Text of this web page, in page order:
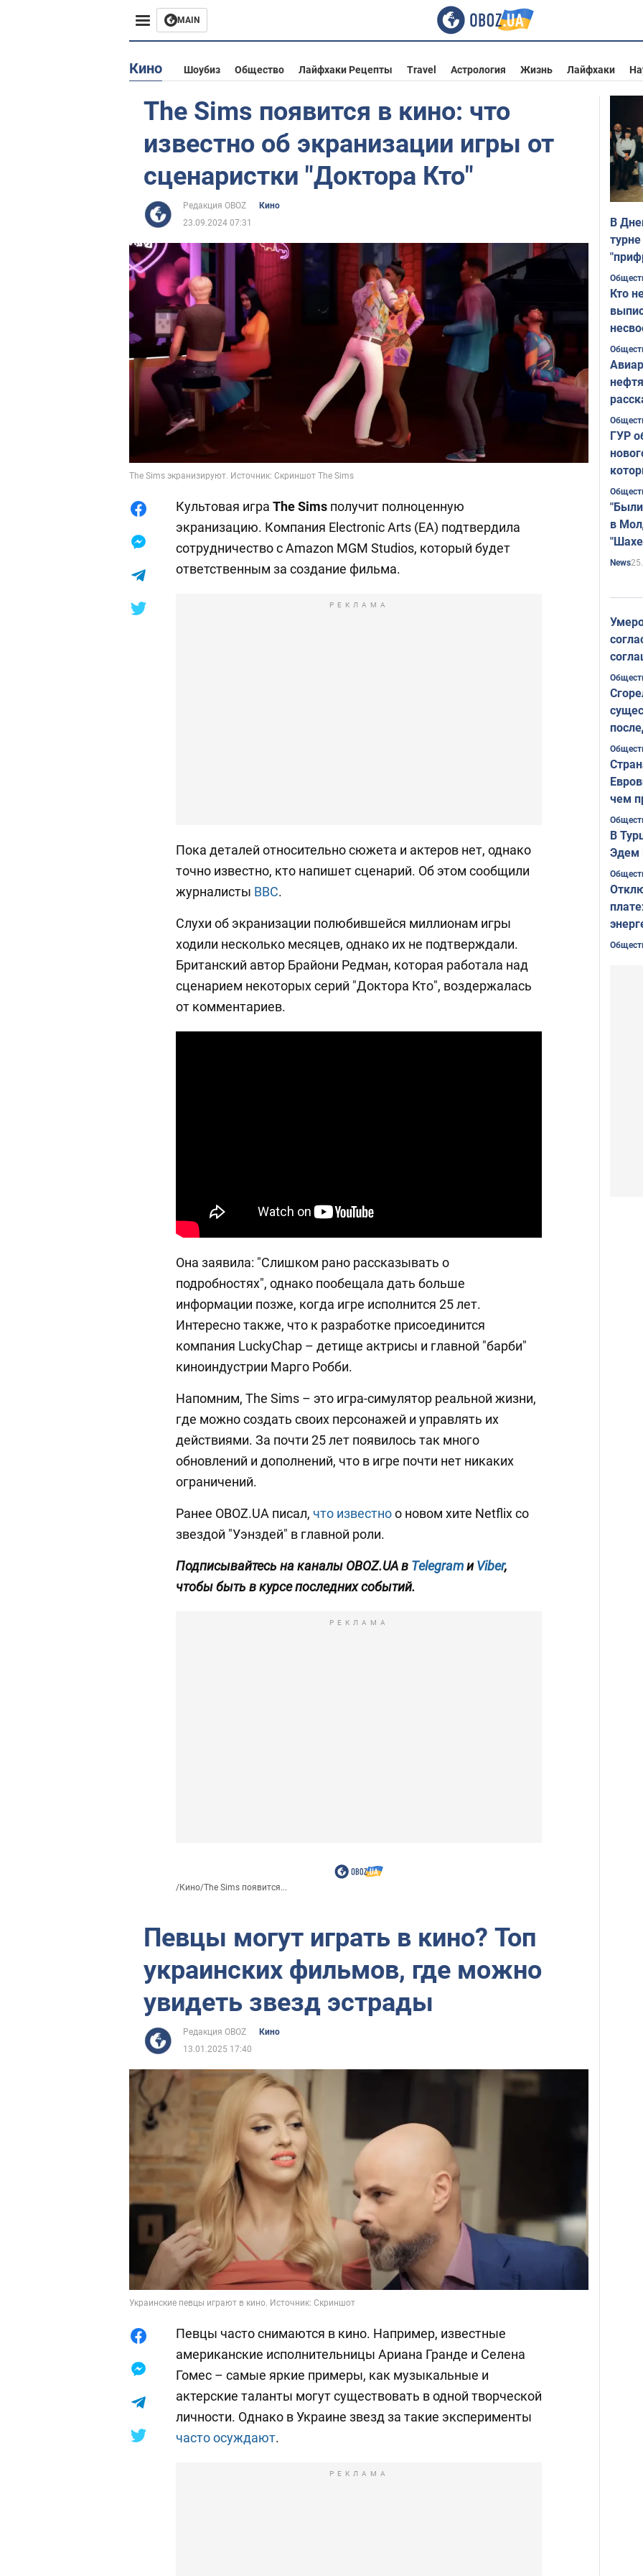
MAIN
Жизнь
Кино Шоубиз Общество Лайфхаки Рецепты Travel Астрология Жизнь Лайфхаки
The Sims появится в кино: что
известно об экранизации игры от
сценаристки "Доктора Кто"
Редакция OBOZ
Кино
23.09.2024 07:31
The Sims экранизируют. Источник: Скриншот The Sims
Культовая игра The Sims получит полноценную
экранизацию. Компания Electronic Arts (EA) подтвердила
сотрудничество с Amazon MGM Studios, который будет
ответственным за создание фильма.
РЕКЛАМА
Пока деталей относительно сюжета и актеров нет, однако
точно известно, кто напишет сценарий. Об этом сообщили
журналисты BBC.
Слухи об экранизации полюбившейся миллионам игры
ходили несколько месяцев, однако их не подтверждали.
Британский автор Брайони Редман, которая работала над
сценарием некоторых серий "Доктора Кто", воздержалась
от комментариев.
Она заявила: "Слишком рано рассказывать о
подробностях", однако пообещала дать больше
информации позже, когда игре исполнится 25 лет.
Интересно также, что к разработке присоединится
компания LuckyChap – детище актрисы и главной "барби"
киноиндустрии Марго Робби.
Напомним, The Sims – это игра-симулятор реальной жизни,
где можно создать своих персонажей и управлять их
действиями. За почти 25 лет появилось так много
обновлений и дополнений, что в игре почти нет никаких
ограничений.
Ранее OBOZ.UA писал, что известноо новом хите Netflix со
звездой "Уэнздей" в главной роли.
Подписывайтесь на каналы OBOZ.UA в TelegramиViber,
чтобы быть в курсе последних событий.
РЕКЛАМА
/Кино/The Sims появится...
Певцы могут играть в кино? Топ
украинских фильмов, где можно
увидеть звезд эстрады
Редакция OBOZ
Кино
13.01.2025 17:40
Украинские певцы играют в кино. Источник: Скриншот
Певцы часто снимаются в кино. Например, известные
американские исполнительницы Ариана Гранде и Селена
Гомес – самые яркие примеры, как музыкальные и
актерские таланты могут существовать в одной творческой
личности. Однако в Украине звезд за такие эксперименты
часто осуждают.
РЕКЛАМА
В
Кто
ГУР
в
News
чем
В
Эдем